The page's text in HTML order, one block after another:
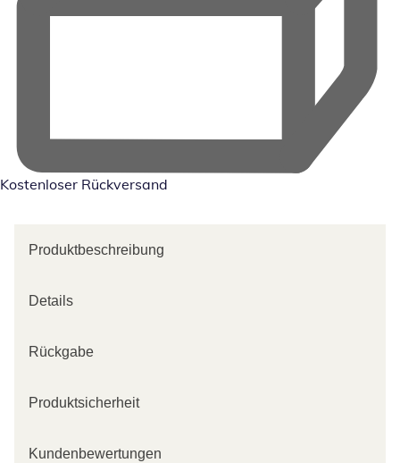
Kostenloser Rückversand
Produktbeschreibung
Details
Rückgabe
Produktsicherheit
Kundenbewertungen